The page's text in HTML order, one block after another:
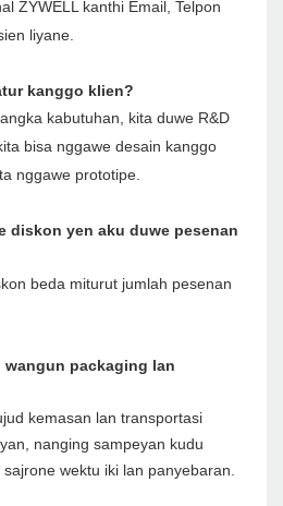
ZYWELL kanthi Email, Telpon
liyane.
kanggo klien?
kabutuhan, kita duwe R&D
bisa nggawe desain kanggo
nggawe prototipe.
diskon yen aku duwe pesenan
beda miturut jumlah pesenan
packaging lan
kemasan lan transportasi
nanging sampeyan kudu
wektu iki lan panyebaran.